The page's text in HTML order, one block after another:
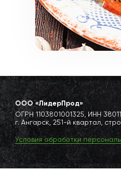
ООО «ЛидерПрод»
ОГРН 1103801001325, ИНН
г. Ангарск, 251-й квартал,
Условия обработки